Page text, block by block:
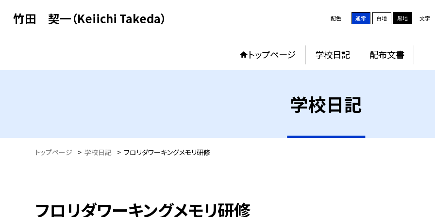
竹田 契一（Keiichi Takeda） 配色 通常 白地 黒地 文字
トップページ 学校日記 配布文書
学校日記
トップページ > 学校日記 > フロリダワーキングメモリ研修
フロリダワーキングメモリ研修